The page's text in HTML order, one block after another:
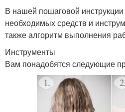
В нашей пошаговой
необходимых средств и
также алгоритм выполнения
Инструменты
Вам понадобятся следующие